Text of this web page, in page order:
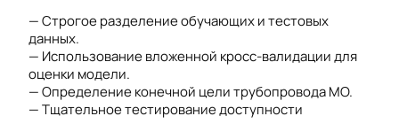
— Строгое разделение обучающих и тестовых
данных.
— Использование вложенной кросс-валидации для
оценки модели.
— Определение конечной цели трубопровода МО.
— Тщательное тестирование доступности